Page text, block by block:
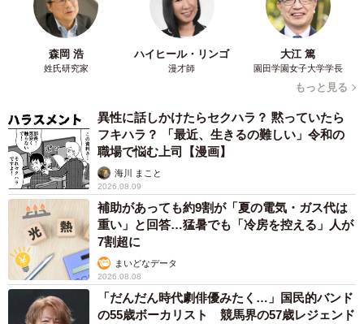
翌朝そのまま仕事に出掛けた夫にモヤッとしてツ
イート
――誕生日に参加できなかった娘さん。どんな様子でした
「その日は落ち込んでましたが、次の日は治って行くこと
ができて幸いなことに誕生日の歌を歌ってもらったり、色
紙ももらったりと『誕生日楽しかった！』とも言ってまし
た。保育園に感謝です」
――娘さんも楽しい思い出ができて良かったですね。とは
いえ、今回のご経験を踏まえ、パパさんに子育てへの協力
をお願いする際に気を付けたいことは？
森岡 浩
姓氏研究家
ハイヒール・リンゴ
漫才師
大江 篤
園田学園女子大学学長
もっと見る
異性に話しかけたらセクハラ？ 黙っていたら
フキハラ？ 「最近、生きるの難しい」令和の
職場で悩む上司【漫画】
海川 まこと
2026.08.09
補助があっても約9割が「夏の電気・ガス代は
重い」と回答…猛暑でも「冷房を控える」人が
7割超に
まいどなデータ
2026.08.08
「だんだん時代劇俳優みたく…」国民的バンド
の55歳ボーカリスト 競馬界の57歳レジェンド